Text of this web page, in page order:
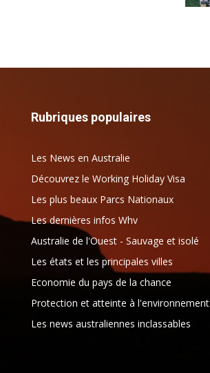
Rubriques populaires
Les News en Australie
Découvrez le Working Holiday Visa
Les plus beaux Parcs Nationaux
Les dernières infos Whv
Australie de l'Ouest - Sauvage et isolé
Les états et les principales villes
Economie du pays de la chance
Protection et atteinte à l'environnement
Les news australiennes inclassables